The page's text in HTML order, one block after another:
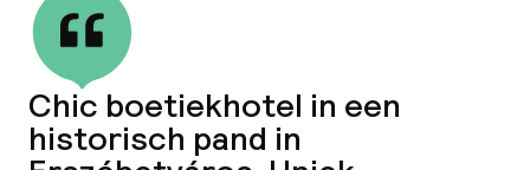
Chic boetiekhotel in een
historisch pand in